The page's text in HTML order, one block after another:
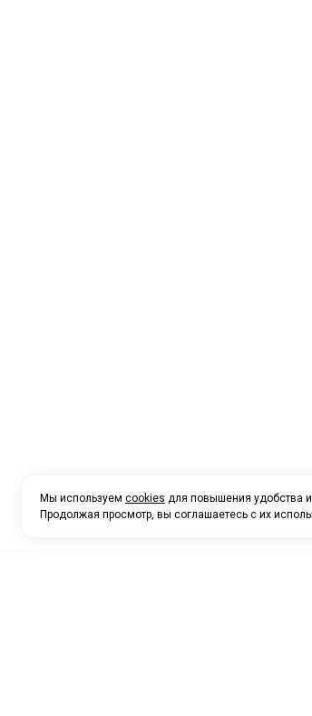
Мы используем cookies для повышения удобства
Продолжая просмотр, вы соглашаетесь с их